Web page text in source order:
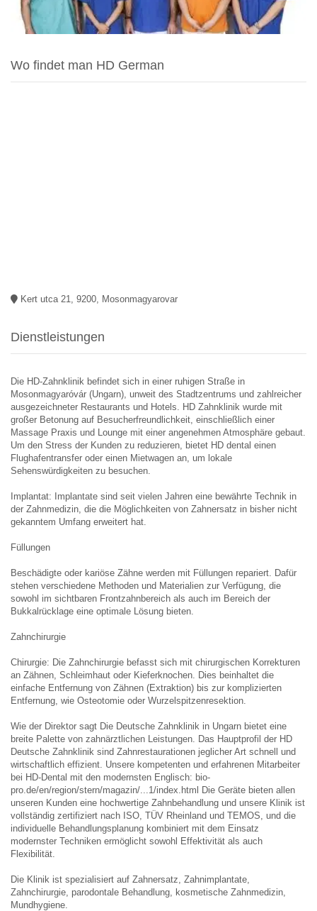
Wo findet man HD German
Kert utca 21, 9200, Mosonmagyarovar
Dienstleistungen
Die HD-Zahnklinik befindet sich in einer ruhigen Straße in
Mosonmagyaróvár (Ungarn), unweit des Stadtzentrums und zahlreicher
ausgezeichneter Restaurants und Hotels. HD Zahnklinik wurde mit
großer Betonung auf Besucherfreundlichkeit, einschließlich einer
Massage Praxis und Lounge mit einer angenehmen Atmosphäre gebaut.
Um den Stress der Kunden zu reduzieren, bietet HD dental einen
Flughafentransfer oder einen Mietwagen an, um lokale
Sehenswürdigkeiten zu besuchen.
Implantat: Implantate sind seit vielen Jahren eine bewährte Technik in
der Zahnmedizin, die die Möglichkeiten von Zahnersatz in bisher nicht
gekanntem Umfang erweitert hat.
Füllungen
Beschädigte oder kariöse Zähne werden mit Füllungen repariert. Dafür
stehen verschiedene Methoden und Materialien zur Verfügung, die
sowohl im sichtbaren Frontzahnbereich als auch im Bereich der
Bukkalrücklage eine optimale Lösung bieten.
Zahnchirurgie
Chirurgie: Die Zahnchirurgie befasst sich mit chirurgischen Korrekturen
an Zähnen, Schleimhaut oder Kieferknochen. Dies beinhaltet die
einfache Entfernung von Zähnen (Extraktion) bis zur komplizierten
Entfernung, wie Osteotomie oder Wurzelspitzenresektion.
Wie der Direktor sagt Die Deutsche Zahnklinik in Ungarn bietet eine
breite Palette von zahnärztlichen Leistungen. Das Hauptprofil der HD
Deutsche Zahnklinik sind Zahnrestaurationen jeglicher Art schnell und
wirtschaftlich effizient. Unsere kompetenten und erfahrenen Mitarbeiter
bei HD-Dental mit den modernsten Englisch: bio-
pro.de/en/region/stern/magazin/...1/index.html Die Geräte bieten allen
unseren Kunden eine hochwertige Zahnbehandlung und unsere Klinik ist
vollständig zertifiziert nach ISO, TÜV Rheinland und TEMOS, und die
individuelle Behandlungsplanung kombiniert mit dem Einsatz
modernster Techniken ermöglicht sowohl Effektivität als auch
Flexibilität.
Die Klinik ist spezialisiert auf Zahnersatz, Zahnimplantate,
Zahnchirurgie, parodontale Behandlung, kosmetische Zahnmedizin,
Mundhygiene.